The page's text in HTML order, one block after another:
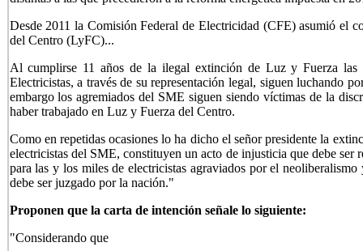
Desde 2011 la Comisión Federal de Electricidad (CFE) asumió el
del Centro (LyFC)...
Al cumplirse 11 años de la ilegal extinción de Luz y Fuerza las
Electricistas, a través de su representación legal, siguen luchando
embargo los agremiados del SME siguen siendo víctimas de la
haber trabajado en Luz y Fuerza del Centro.
Como en repetidas ocasiones lo ha dicho el señor presidente la
electricistas del SME, constituyen un acto de injusticia que debe ser
para las y los miles de electricistas agraviados por el
debe ser juzgado por la nación."
Proponen que la carta de intención señale lo siguiente:
"Considerando que